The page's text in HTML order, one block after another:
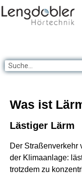
Was ist
Lästiger Lärm
Der Straßenverkehr
der Klimaanlage:
trotzdem zu